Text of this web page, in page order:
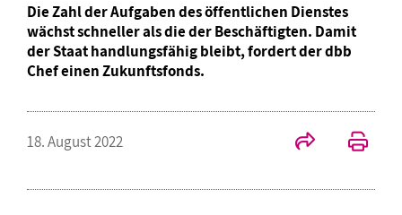
Die Zahl der Aufgaben des öffentlichen Dienstes
wächst schneller als die der Beschäftigten. Damit
der Staat handlungsfähig bleibt, fordert der dbb
Chef einen Zukunftsfonds.
18. August 2022